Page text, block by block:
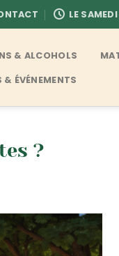
LE
& ALCOHOLS
ÉVÉNEMENTS
?